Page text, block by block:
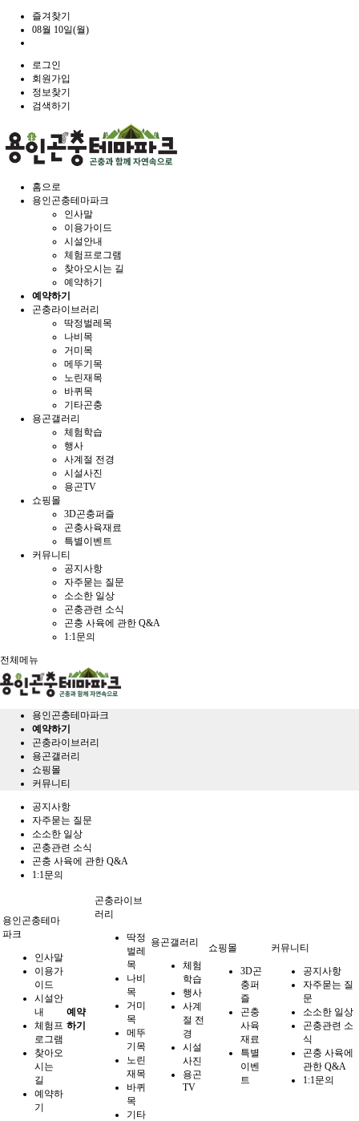
즐겨찾기
08월 10일(월)
로그인
회원가입
정보찾기
검색하기
홈으로
용인곤충테마파크
인사말
이용가이드
시설안내
체험프로그램
찾아오시는 길
예약하기
예약하기
곤충라이브러리
딱정벌레목
나비목
거미목
메뚜기목
노린재목
바퀴목
기타곤충
용곤갤러리
체험학습
행사
사계절 전경
시설사진
용곤TV
쇼핑몰
3D곤충퍼즐
곤충사육재료
특별이벤트
커뮤니티
공지사항
자주묻는 질문
소소한 일상
곤충관련 소식
곤충 사육에 관한 Q&A
1:1문의
전체메뉴
용인곤충테마파크
예약하기
곤충라이브러리
용곤갤러리
쇼핑몰
커뮤니티
공지사항
자주묻는 질문
소소한 일상
곤충관련 소식
곤충 사육에 관한 Q&A
1:1문의
용인곤충테마
파크
인사말
이용가
이드
시설안
내
체험프
로그램
찾아오
시는
길
예약하
기
예약
하기
곤충라이브
러리
딱정
벌레
목
나비
목
거미
목
메뚜
기목
노린
재목
바퀴
목
기타
용곤갤러리
체험
학습
행사
사계
절 전
경
시설
사진
용곤
TV
쇼핑몰
3D곤
충퍼
즐
곤충
사육
재료
특별
이벤
트
커뮤니티
공지사항
자주묻는 질
문
소소한 일상
곤충관련 소
식
곤충 사육에
관한 Q&A
1:1문의